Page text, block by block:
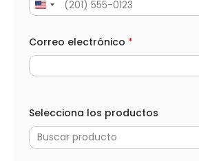
Correo electrónico *
e
c
r
Selecciona los productos
Buscar producto